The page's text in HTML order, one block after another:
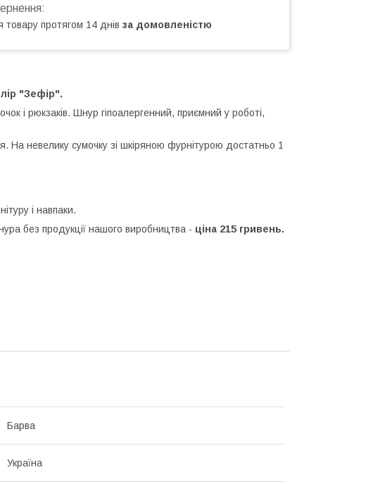
товару протягом 14 днів за домовленістю
"Зефір".
і рюкзаків. Шнур гіпоалергенний, приємний у роботі,
На невелику сумочку зі шкіряною фурнітурою достатньо 1
і навпаки.
без продукції нашого виробництва - ціна 215 гривень.
Барва
Україна